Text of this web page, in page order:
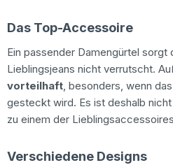
Das Top-Accessoire
Ein passender Damengürtel sorgt
Lieblingsjeans nicht verrutscht.
vorteilhaft, besonders, wenn
gesteckt wird. Es ist deshalb
zu einem der
Verschiedene Designs